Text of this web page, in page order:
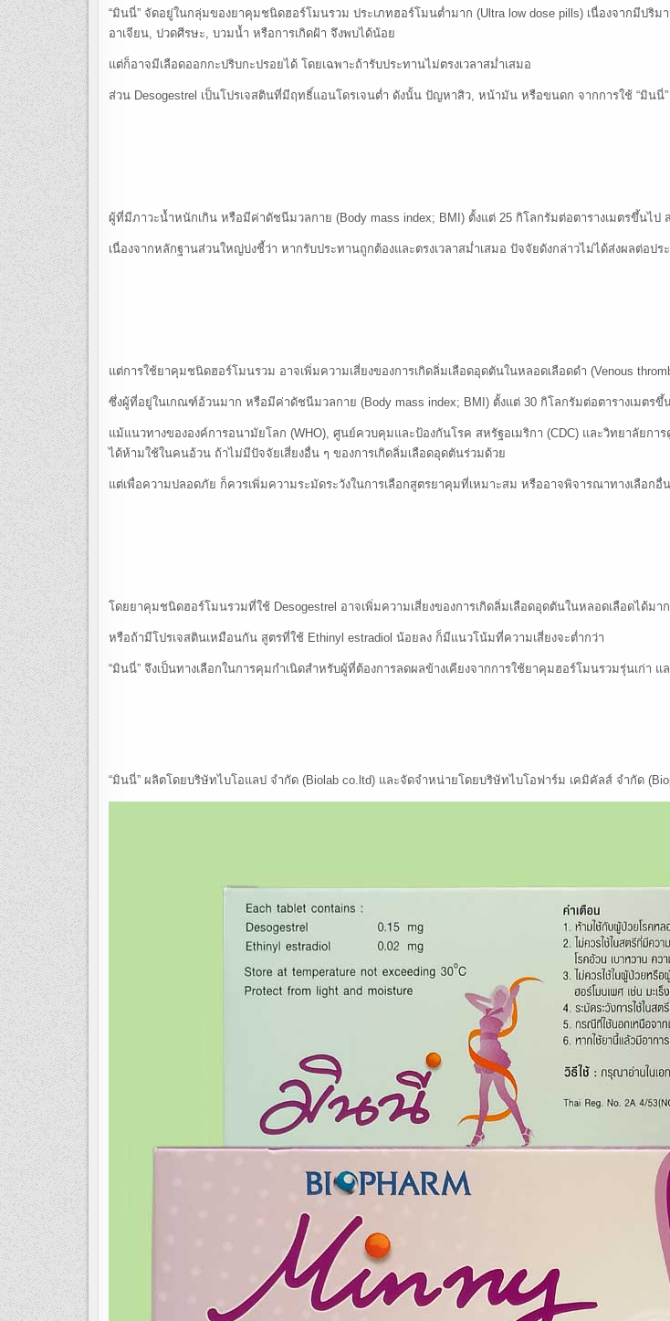
“มินนี่” จัดอยู่ในกลุ่มของยาคุมชนิดฮอร์โมนรวม ประเภทฮอร์โมนต่ำมาก (Ultra low dose pills) เนื่องจากมีปริ
อาเจียน, ปวดศีรษะ, บวมน้ำ หรือการเกิดฝ้า จึงพบได้น้อย
แต่ก็อาจมีเลือดออกกะปริบกะปรอยได้ โดยเฉพาะถ้ารับประทานไม่ตรงเวลาสม่ำเสมอ
ส่วน Desogestrel เป็นโปรเจสตินที่มีฤทธิ์แอนโดรเจนต่ำ ดังนั้น ปัญหาสิว, หน้ามัน หรือขนดก จากการใช้ “มินนี่
ผู้ที่มีภาวะน้ำหนักเกิน หรือมีค่าดัชนีมวลกาย (Body mass index; BMI) ตั้งแต่ 25 กิโลกรัมต่อตารางเมตรขึ้นไป
เนื่องจากหลักฐานส่วนใหญ่บ่งชี้ว่า หากรับประทานถูกต้องและตรงเวลาสม่ำเสมอ ปัจจัยดังกล่าวไม่ได้ส่งผลต่อ
แต่การใช้ยาคุมชนิดฮอร์โมนรวม อาจเพิ่มความเสี่ยงของการเกิดลิ่มเลือดอุดตันในหลอดเลือดดำ (Venous
ซึ่งผู้ที่อยู่ในเกณฑ์อ้วนมาก หรือมีค่าดัชนีมวลกาย (Body mass index; BMI) ตั้งแต่ 30 กิโลกรัมต่อตารางเมตรขึ้
แม้แนวทางขององค์การอนามัยโลก (WHO), ศูนย์ควบคุมและป้องกันโรค สหรัฐอเมริกา (CDC) และวิทยาลัยก
ได้ห้ามใช้ในคนอ้วน ถ้าไม่มีปัจจัยเสี่ยงอื่น ๆ ของการเกิดลิ่มเลือดอุดตันร่วมด้วย
แต่เพื่อความปลอดภัย ก็ควรเพิ่มความระมัดระวังในการเลือกสูตรยาคุมที่เหมาะสม หรืออาจพิจารณาทางเลือก
โดยยาคุมชนิดฮอร์โมนรวมที่ใช้ Desogestrel อาจเพิ่มความเสี่ยงของการเกิดลิ่มเลือดอุดตันในหลอดเลือดได้มาก
หรือถ้ามีโปรเจสตินเหมือนกัน สูตรที่ใช้ Ethinyl estradiol น้อยลง ก็มีแนวโน้มที่ความเสี่ยงจะต่ำกว่า
“มินนี่” จึงเป็นทางเลือกในการคุมกำเนิดสำหรับผู้ที่ต้องการลดผลข้างเคียงจากการใช้ยาคุมฮอร์โมนรวมรุ่นเก่า แ
“มินนี่” ผลิตโดยบริษัทไบโอแลป จำกัด (Biolab co.ltd) และจัดจำหน่ายโดยบริษัทไบโอฟาร์ม เคมิคัลส์ จำกัด